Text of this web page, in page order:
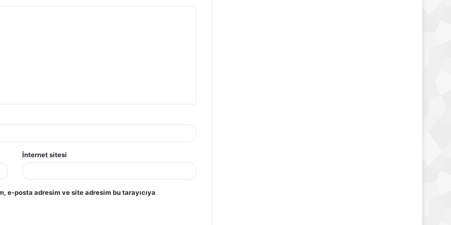
İnternet sitesi
e-posta adresim ve site adresim bu tarayıcıya